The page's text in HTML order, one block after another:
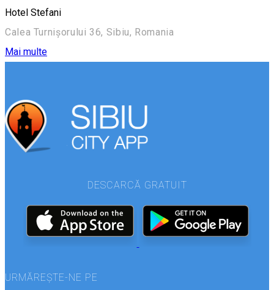
Hotel Stefani
Calea Turnișorului 36, Sibiu, Romania
Mai multe
DESCARCĂ GRATUIT
URMĂREȘTE-NE PE